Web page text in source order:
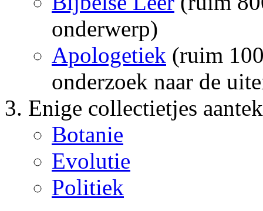
onderwerp)
Apologetiek (ruim
onderzoek naar de
Enige collectietjes
Botanie
Evolutie
Politiek